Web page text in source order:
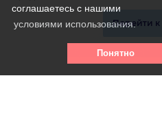
соглашаетесь с нашими
условиями использования.
Понятно
Перейти к